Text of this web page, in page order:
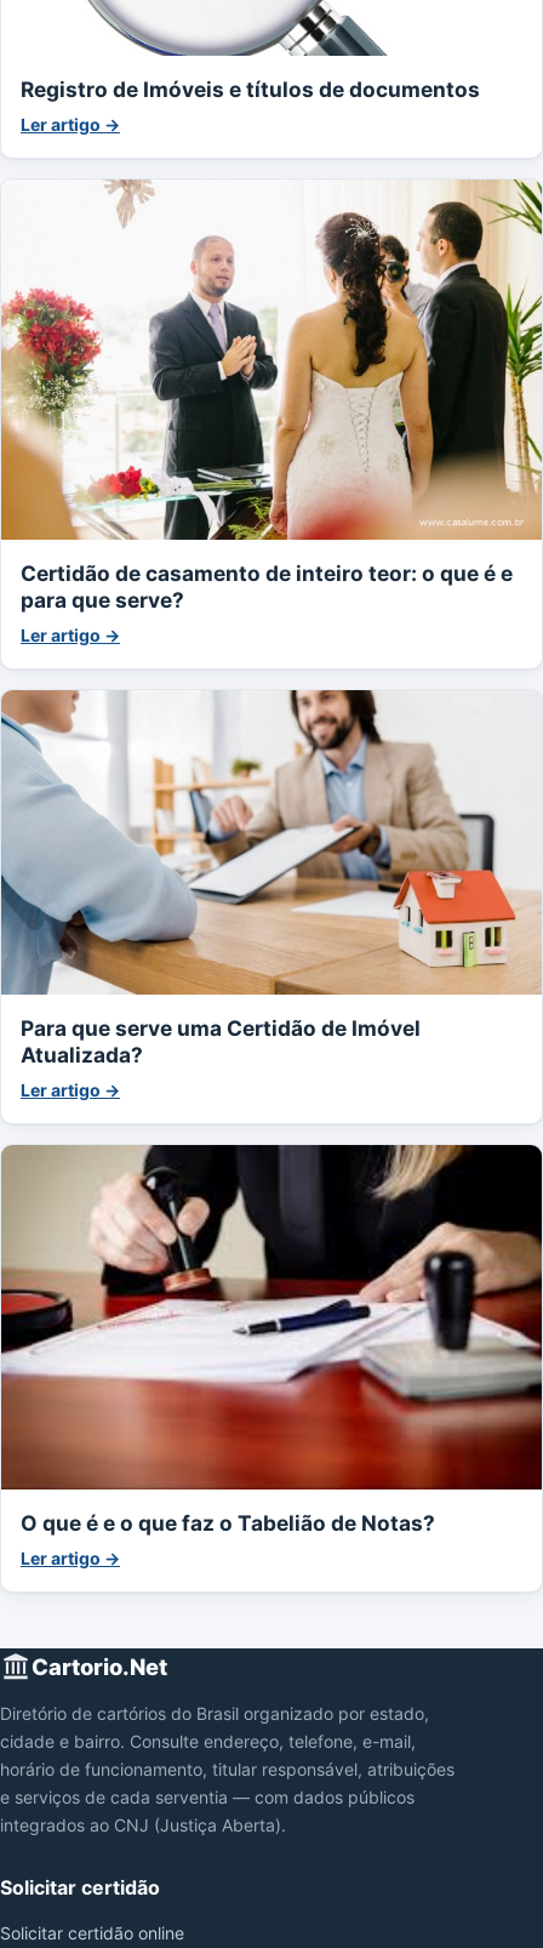
Registro de Imóveis e títulos de documentos
Ler artigo →
Certidão de casamento de inteiro teor: o que é e
para que serve?
Ler artigo →
Para que serve uma Certidão de Imóvel
Atualizada?
Ler artigo →
O que é e o que faz o Tabelião de Notas?
Ler artigo →
Cartorio.Net
Diretório de cartórios do Brasil organizado por estado,
cidade e bairro. Consulte endereço, telefone, e-mail,
horário de funcionamento, titular responsável, atribuições
e serviços de cada serventia — com dados públicos
integrados ao CNJ (Justiça Aberta).
Solicitar certidão
Solicitar certidão online